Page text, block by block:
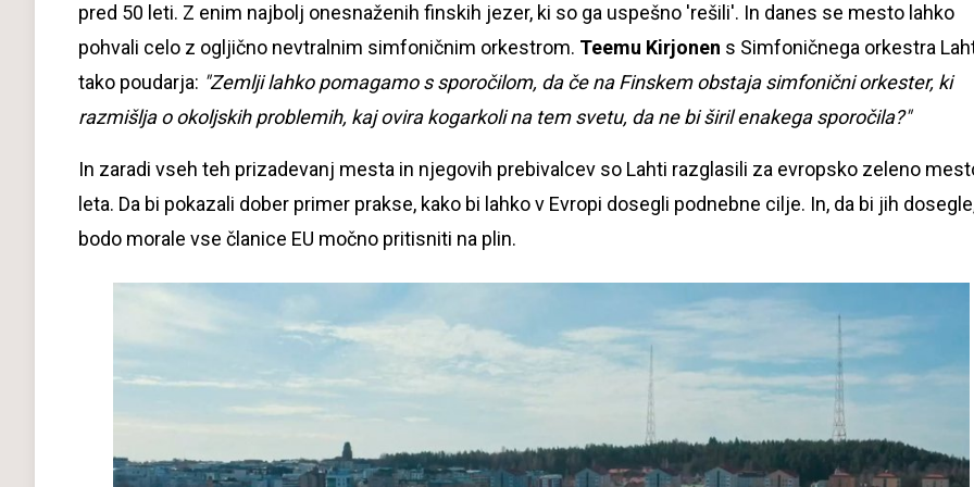
pred 50 leti. Z enim najbolj onesnaženih finskih jezer, ki so ga uspešno 'rešili'. In danes se mesto lahko
pohvali celo z ogljično nevtralnim simfoničnim orkestrom. Teemu Kirjonen s Simfoničnega orkestra
tako poudarja: "Zemlji lahko pomagamo s sporočilom, da če na Finskem obstaja simfonični orkester, ki
razmišlja o okoljskih problemih, kaj ovira kogarkoli na tem svetu, da ne bi širil enakega sporočila?"
In zaradi vseh teh prizadevanj mesta in njegovih prebivalcev so Lahti razglasili za evropsko zeleno
leta. Da bi pokazali dober primer prakse, kako bi lahko v Evropi dosegli podnebne cilje. In, da bi jih
bodo morale vse članice EU močno pritisniti na plin.